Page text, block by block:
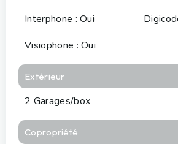
Interphone : Oui
Visiophone : Oui
Extérieur
2 Garages/box
Copropriété